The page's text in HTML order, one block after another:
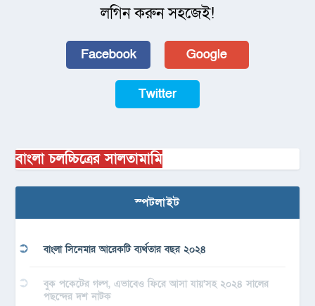
লগিন করুন সহজেই!
Facebook Google
Twitter
বাংলা চলচ্চিত্রের সালতামামি
স্পটলাইট
বাংলা সিনেমার আরেকটি ব্যর্থতার বছর ২০২৪
বুক পকেটের গল্প, এভাবেও ফিরে আসা যায়’সহ ২০২৪ সালের
পছন্দের দশ নাটক